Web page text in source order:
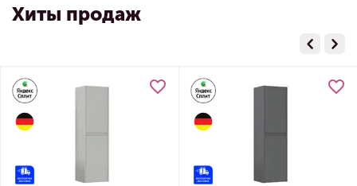
Хиты продаж